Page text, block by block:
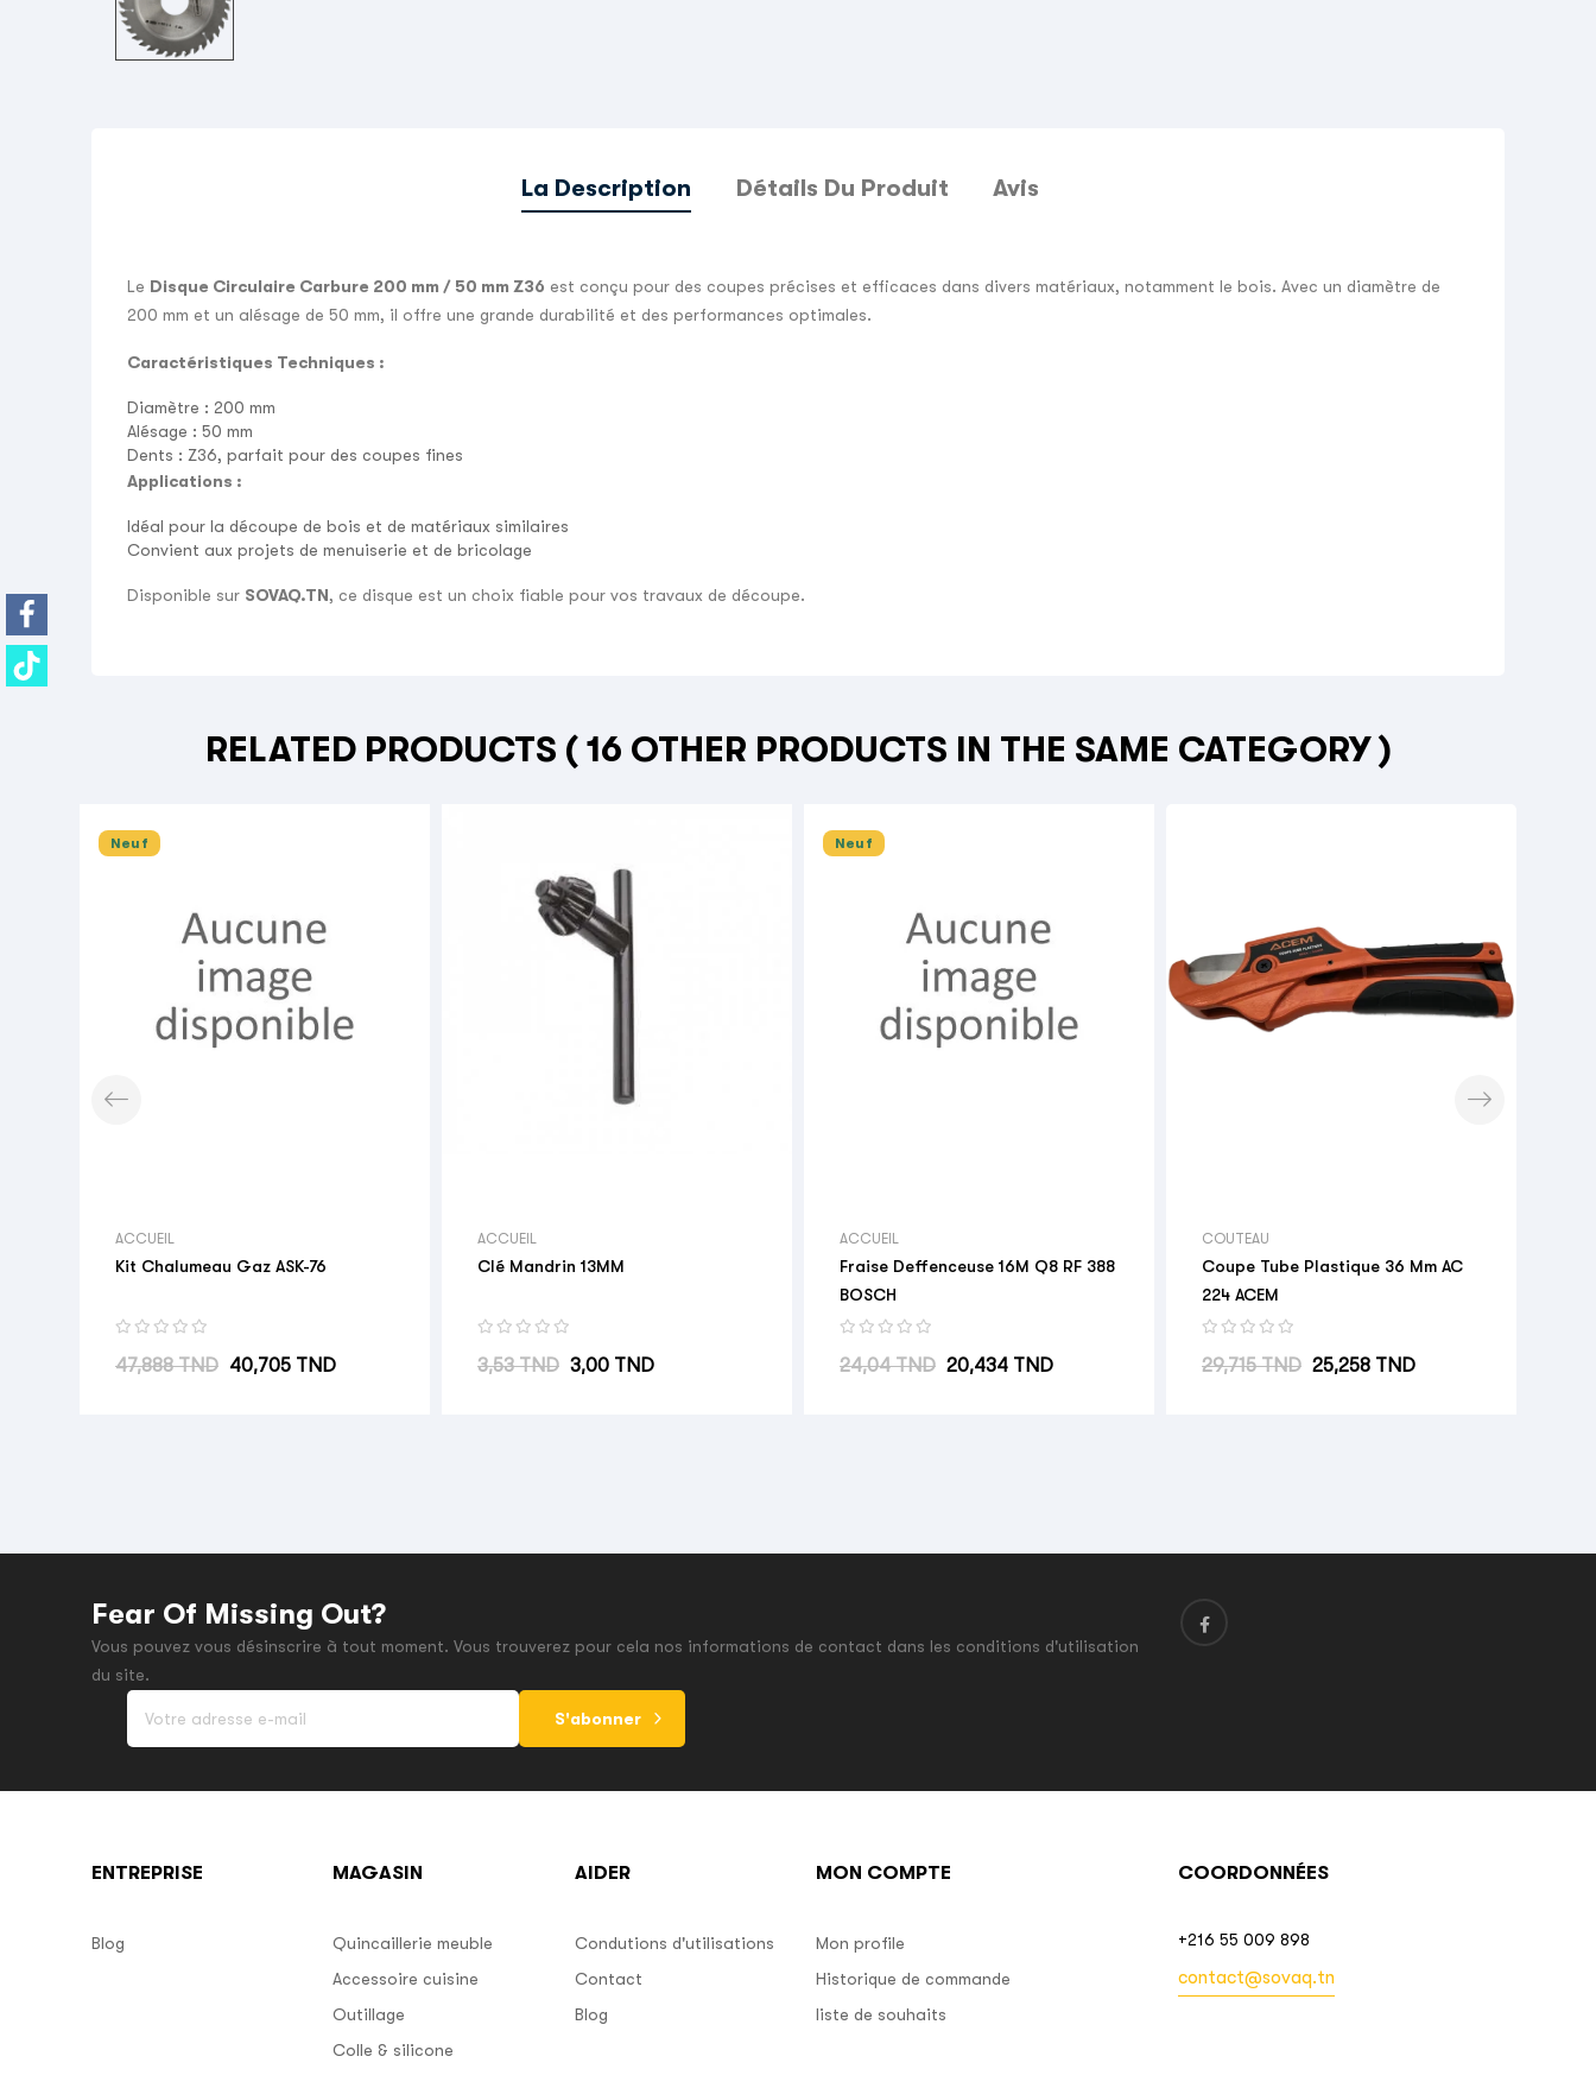
La Description Détails Du Produit Avis
Le Disque Circulaire Carbure 200 mm / 50 mm Z36 est conçu pour des coupes précises et efficaces dans divers matériaux, notamment le bois. Avec un diamètre de
200 mm et un alésage de 50 mm, il offre une grande durabilité et des performances optimales.
Caractéristiques Techniques :
Diamètre : 200 mm
Alésage : 50 mm
Dents : Z36, parfait pour des coupes fines
Applications :
Idéal pour la découpe de bois et de matériaux similaires
Convient aux projets de menuiserie et de bricolage
Disponible sur SOVAQ.TN, ce disque est un choix fiable pour vos travaux de découpe.
RELATED PRODUCTS ( 16 OTHER PRODUCTS IN THE SAME CATEGORY )
Neuf
ACCUEIL
Kit Chalumeau Gaz ASK-76
Prix habituel
47,888 TND Prix
40,705 TND
ACCUEIL
Clé Mandrin 13MM
Prix habituel
3,53 TND Prix
3,00 TND
Neuf
ACCUEIL
Fraise Deffenceuse 16M Q8 RF 388
BOSCH
Prix habituel
24,04 TND Prix
20,434 TND
COUTEAU
Coupe Tube Plastique 36 Mm AC
224 ACEM
Prix habituel
29,715 TND Prix
25,258 TND
Fear Of Missing Out?
Vous pouvez vous désinscrire à tout moment. Vous trouverez pour cela nos informations de contact dans les conditions d'utilisation
du site.
S'abonner
ENTREPRISE
Blog
MAGASIN
Quincaillerie meuble
Accessoire cuisine
Outillage
Colle & silicone
AIDER
Condutions d'utilisations
Contact
Blog
MON COMPTE
Mon profile
Historique de commande
liste de souhaits
COORDONNÉES
+216 55 009 898
contact@sovaq.tn